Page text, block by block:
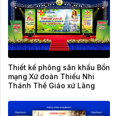
Thiết kế phông sân khấu Bổn
mạng Xứ đoàn Thiếu Nhi
Thánh Thể Giáo xứ Lãng